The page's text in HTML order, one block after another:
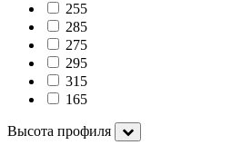
255
285
275
295
315
165
Высота профиля